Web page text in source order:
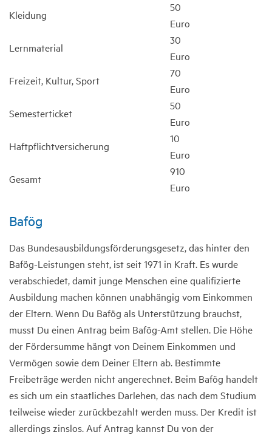
Kleidung
50
Euro
Lernmaterial
30
Euro
Freizeit, Kultur, Sport
70
Euro
Semesterticket
50
Euro
Haftpflichtversicherung
10
Euro
Gesamt
910
Euro
Bafög
Das Bundesausbildungsförderungsgesetz, das hinter den
Bafög-Leistungen steht, ist seit 1971 in Kraft. Es wurde
verabschiedet, damit junge Menschen eine qualifizierte
Ausbildung machen können unabhängig vom Einkommen
der Eltern. Wenn Du Bafög als Unterstützung brauchst,
musst Du einen Antrag beim Bafög-Amt stellen. Die Höhe
der Fördersumme hängt von Deinem Einkommen und
Vermögen sowie dem Deiner Eltern ab. Bestimmte
Freibeträge werden nicht angerechnet. Beim Bafög handelt
es sich um ein staatliches Darlehen, das nach dem Studium
teilweise wieder zurückbezahlt werden muss. Der Kredit ist
allerdings zinslos. Auf Antrag kannst Du von der